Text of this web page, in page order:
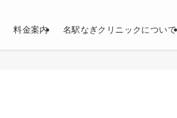
料金案内 名駅なぎクリニックについて